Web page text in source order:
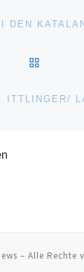
DEN
– Alle Rechte